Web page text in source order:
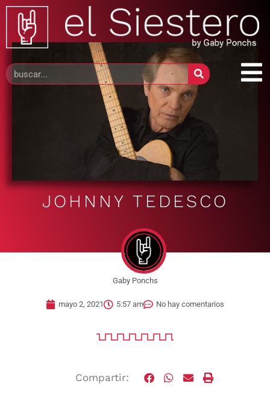
JOHNNY TEDESCO
Gaby Ponchs
mayo 2, 2021 5:57 am No hay comentarios
Compartir: